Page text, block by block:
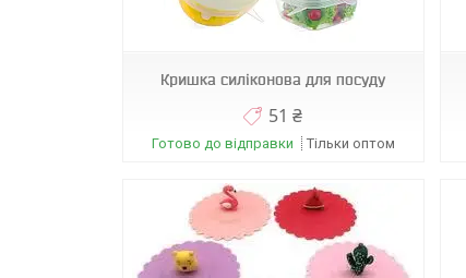
Кришка силіконова для посуду
51 ₴
Готово до відправки Тільки оптом
А09923